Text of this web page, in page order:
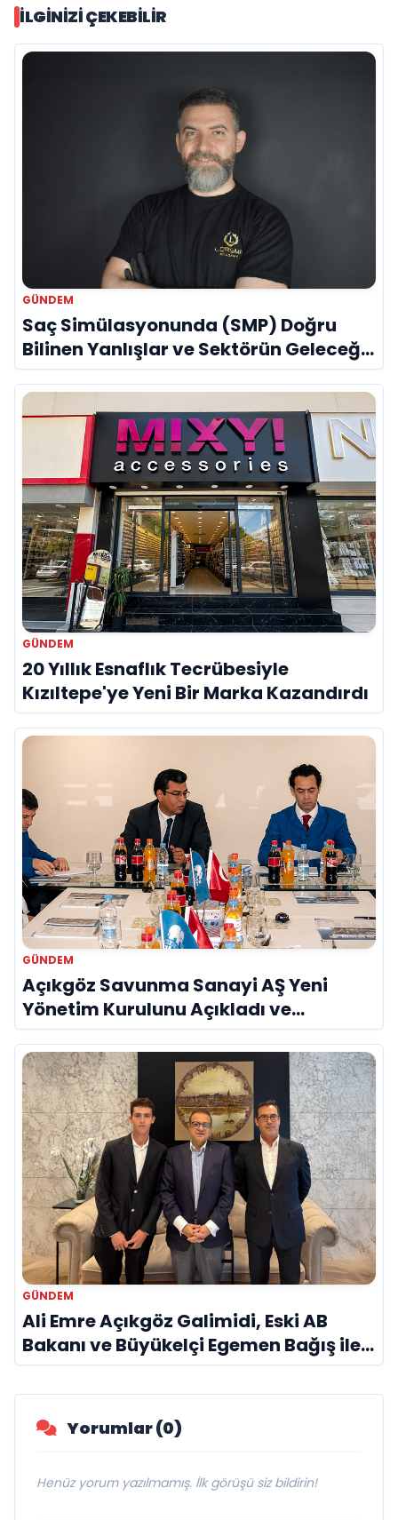
İLGINIZI ÇEKEBILIR
GÜNDEM
Saç Simülasyonunda (SMP) Doğru
Bilinen Yanlışlar ve Sektörün Geleceği:
Onur Akdeniz ile Özel Röportaj
GÜNDEM
20 Yıllık Esnaflık Tecrübesiyle
Kızıltepe'ye Yeni Bir Marka Kazandırdı
GÜNDEM
Açıkgöz Savunma Sanayi AŞ Yeni
Yönetim Kurulunu Açıkladı ve
Savunma Sanayinde Küresel Vizyon
Vurgusu
GÜNDEM
Ali Emre Açıkgöz Galimidi, Eski AB
Bakanı ve Büyükelçi Egemen Bağış ile
Bir Araya Geldi
Yorumlar (0)
Henüz yorum yazılmamış. İlk görüşü siz bildirin!